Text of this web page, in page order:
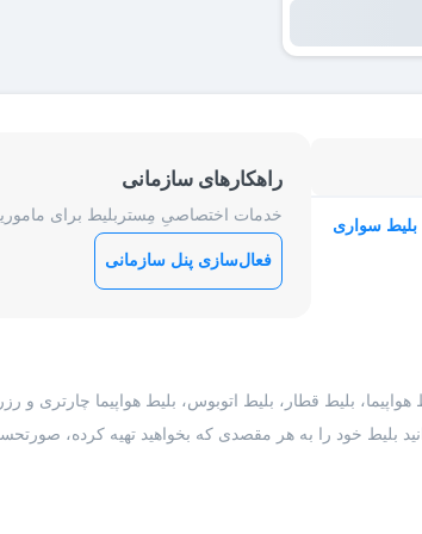
بلیط سواری
راهکارهای سازمانی
خدمات اختصاصیِ مِستربلیط برای
فعال‌سازی پنل سازمانی
هواپیما، بلیط قطار، بلیط اتوبوس، بلیط هواپیما چارتری
بلیط خود را به هر مقصدی که بخواهید تهیه کرده،